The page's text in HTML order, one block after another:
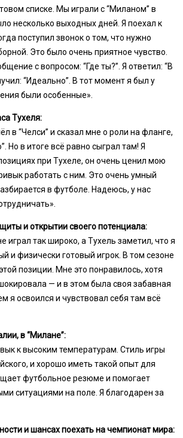
списке. Мы играли с “Миланом” в
несколько выходных дней. Я поехал к
поступил звонок о том, что нужно
Это было очень приятное чувство.
с вопросом: “Где ты?”. Я ответил: “В
“Идеально”. В тот момент я был у
были особенные».
Тухеля:
в “Челси” и сказал мне о роли на фланге,
Но в итоге всё равно сыграл там! Я
при Тухеле, он очень ценил мою
работать с ним. Это очень умный
в футболе. Надеюсь, у нас
и открытии своего потенциала:
играл так широко, а Тухель заметил, что я
и физически готовый игрок. В том сезоне
позиции. Мне это понравилось, хотя
— и в этом была своя забавная
я освоился и чувствовал себя там всё
в “Милане”:
к высоким температурам. Стиль игры
и хорошо иметь такой опыт для
футбольное резюме и помогает
ситуациями на поле. Я благодарен за
и шансах поехать на чемпионат мира: